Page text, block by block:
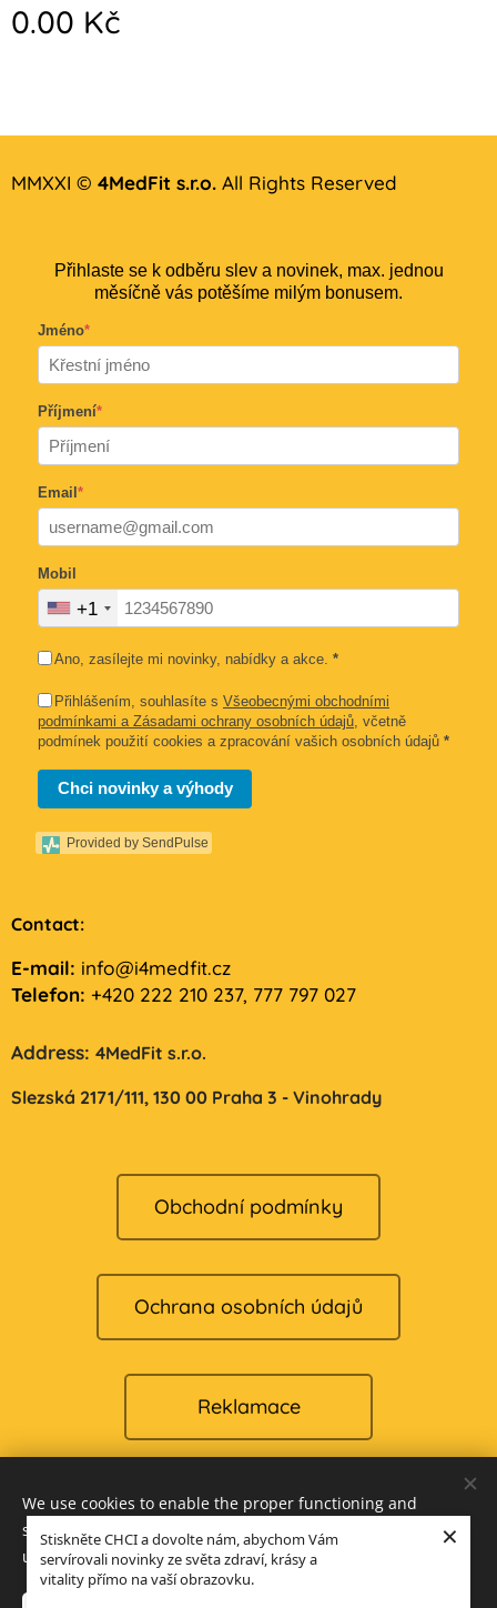
Stiskněte CHCI a dovolte nám, abychom Vám
servírovali novinky ze světa zdraví, krásy a
vitality přímo na vaší obrazovku.
×
0.00 Kč
MMXXI © 4MedFit s.r.o. All Rights Reserved
Přihlaste se k odběru slev a novinek, max. jednou
měsíčně vás potěšíme milým bonusem.
Jméno*
Příjmení*
Email *
Mobil
+1
Ano, zasílejte mi novinky, nabídky a akce. *
Přihlášením, souhlasíte s Všeobecnými obchodními
podmínkami a Zásadami ochrany osobních údajů, včetně
podmínek použití cookies a zpracování vašich osobních údajů *
Chci novinky a výhody
Provided by SendPulse
Contact:
E-mail: info@i4medfit.cz
Telefon: +420 222 210 237, 777 797 027
Address: 4MedFit s.r.o.
Slezská 2171/111, 130 00 Praha 3 - Vinohrady
Obchodní podmínky
Ochrana osobních údajů
Reklamace
Cookies
Languages
Čeština
We use cookies to enable the proper functioning and
security of our website, and to offer you the best possible
user experience.